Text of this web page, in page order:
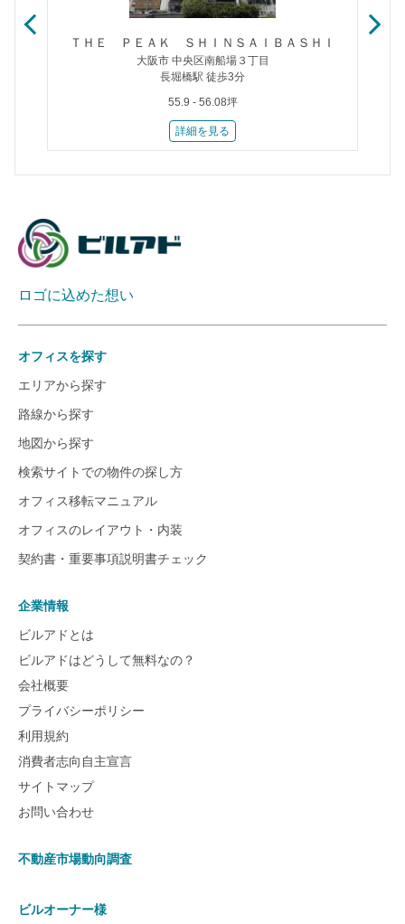
ＴＨＥ ＰＥＡＫ ＳＨＩＮＳＡＩＢＡＳＨＩ
大阪市 中央区南船場３丁目
長堀橋駅 徒歩3分
55.9 - 56.08坪
詳細を見る
ロゴに込めた想い
オフィスを探す
エリアから探す
路線から探す
地図から探す
検索サイトでの物件の探し方
オフィス移転マニュアル
オフィスのレイアウト・内装
契約書・重要事項説明書チェック
企業情報
ビルアドとは
ビルアドはどうして無料なの？
会社概要
プライバシーポリシー
利用規約
消費者志向自主宣言
サイトマップ
お問い合わせ
不動産市場動向調査
ビルオーナー様